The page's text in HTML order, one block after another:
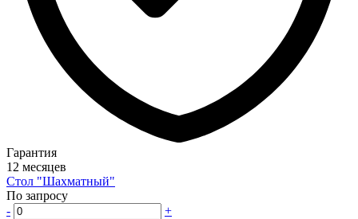
Гарантия
12 месяцев
Стол "Шахматный"
По запросу
-
+